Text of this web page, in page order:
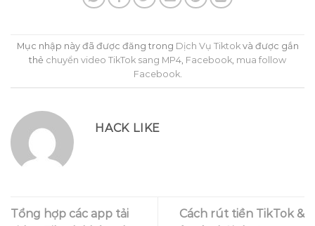
Mục nhập này đã được đăng trong Dịch Vụ Tiktokvà được gắn
thẻ chuyển video TikTok sang MP4, Facebook, mua follow
Facebook.
HACK LIKE
Tổng hợp các app tải
Cách rút tiền TikTok &